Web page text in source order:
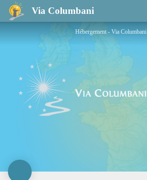
Via Columbani
Ostello della gioventù di Treviri
Hébergement - Via Columbani